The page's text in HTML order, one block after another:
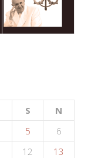
S N
5
6
12
13